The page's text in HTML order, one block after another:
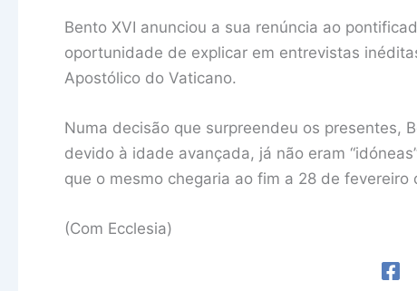
Bento XVI anunciou a sua renúncia ao
oportunidade de explicar em entrevistas
Apostólico do Vaticano.
Numa decisão que surpreendeu os presentes,
devido à idade avançada, já não eram
que o mesmo chegaria ao fim a 28 de fevereiro
(Com Ecclesia)